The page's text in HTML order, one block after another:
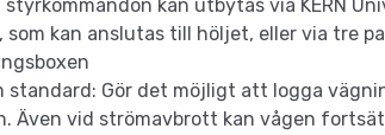
kan utbytas via KERN
kan anslutas till höljet, eller via tre
standard: Gör det möjligt att logga
Även vid strömavbrott kan vågen